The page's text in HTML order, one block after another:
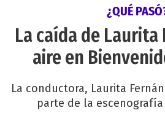
¿QUÉ
La caída de Laurita
aire en
La conductora, Laurita
parte de la